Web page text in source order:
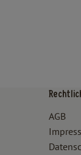
verbraucher
AGB